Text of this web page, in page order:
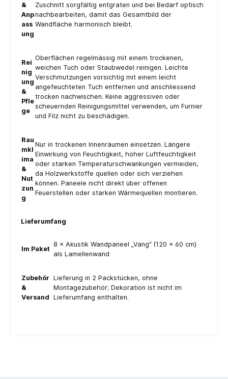
&
Anp
ass
ung
Zuschnitt sorgfältig entgraten und bei Bedarf optisch
nachbearbeiten, damit das Gesamtbild der
Wandfläche harmonisch bleibt.
Rei
nig
ung
&
Pfle
ge
Oberflächen regelmässig mit einem trockenen,
weichen Tuch oder Staubwedel reinigen. Leichte
Verschmutzungen vorsichtig mit einem leicht
angefeuchteten Tuch entfernen und anschliessend
trocken nachwischen. Keine aggressiven oder
scheuernden Reinigungsmittel verwenden, um Furnier
und Filz nicht zu beschädigen.
Rau
mkl
ima
&
Nut
zun
g
Nur in trockenen Innenräumen einsetzen. Längere
Einwirkung von Feuchtigkeit, hoher Luftfeuchtigkeit
oder starken Temperaturschwankungen vermeiden,
da Holzwerkstoffe quellen oder sich verziehen
können. Paneele nicht direkt über offenen
Feuerstellen oder starken Wärmequellen montieren.
Lieferumfang
Im Paket
8 × Akustik Wandpaneel „Vang“ (120 × 60 cm)
als Lamellenwand
Zubehör
&
Versand
Lieferung in 2 Packstücken, ohne
Montagezubehör; Dekoration ist nicht im
Lieferumfang enthalten.